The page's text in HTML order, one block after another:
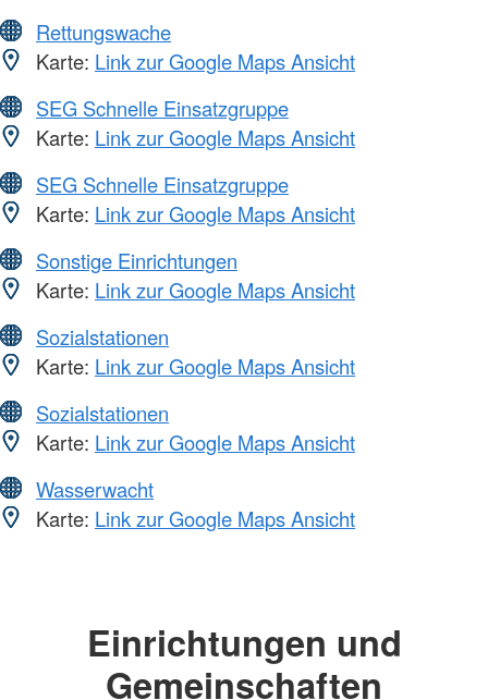
Rettungswache
Karte: Link zur Google Maps Ansicht
SEG Schnelle Einsatzgruppe
Karte: Link zur Google Maps Ansicht
SEG Schnelle Einsatzgruppe
Karte: Link zur Google Maps Ansicht
Sonstige Einrichtungen
Karte: Link zur Google Maps Ansicht
Sozialstationen
Karte: Link zur Google Maps Ansicht
Sozialstationen
Karte: Link zur Google Maps Ansicht
Wasserwacht
Karte: Link zur Google Maps Ansicht
Einrichtungen und
Gemeinschaften